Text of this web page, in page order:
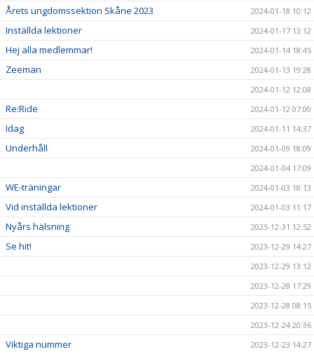
Årets ungdomssektion Skåne 2023 2024-01-18 10:12
Inställda lektioner 2024-01-17 13:12
Hej alla medlemmar! 2024-01-14 18:45
Zeeman
2024-01-13 19:28
2024-01-12 12:08
Re:Ride 2024-01-12 07:00
Idag 2024-01-11 14:37
Underhåll
2024-01-09 18:09
2024-01-04 17:09
WE-träningar 2024-01-03 18:13
Vid inställda lektioner 2024-01-03 11:17
Nyårs hälsning 2023-12-31 12:52
Se hit!
2023-12-29 14:27
2023-12-29 13:12
2023-12-28 17:29
2023-12-28 08:15
2023-12-24 20:36
Viktiga nummer 2023-12-23 14:27